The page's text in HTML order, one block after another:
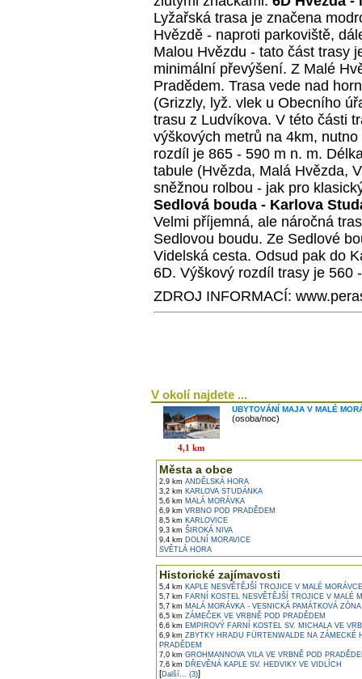
Lyžařská trasa je značena
Hvězdě - naproti parkoviště,
Malou Hvězdu - tato část trasy
minimální převýšení. Z Malé
Pradědem. Trasa vede nad
(Grizzly, lyž. vlek u Obecního
trasu z Ludvíkova. V této části
výškových metrů na 4km,
rozdíl je 865 - 590 m n. m.
tabule (Hvězda, Malá Hvězda,
sněžnou rolbou - jak pro
Sedlová bouda - Karlova
Velmi příjemná, ale náročná
Sedlovou boudu. Ze Sedlové
Videlská cesta. Odsud pak do
6D. Výškový rozdíl trasy je 560
ZDROJ INFORMACÍ:
V okolí najdete ...
4,1 km
UBYTOVÁNÍ MAJA V MALÉ
(osoba/noc)
Města a obce
2,9 km ANDĚLSKÁ HORA
3,2 km KARLOVA STUDÁNKA
5,6 km MALÁ MORÁVKA
6,9 km VRBNO POD PRADĚDEM
8,5 km KARLOVICE
9,3 km ŠIROKÁ NIVA
9,4 km DOLNÍ MORAVICE
SVĚTLÁ HORA
Historické zajímavosti
5,4 km KAPLE NESVĚTĚJŠÍ TROJICE V MALÉ MORÁVCE
5,7 km FARNÍ KOSTEL NESVĚTĚJŠÍ TROJICE V MALÉ
5,7 km MALÁ MORÁVKA - VESNICKÁ PAMÁTKOVÁ ZÓNA
6,5 km ZÁMEČEK VE VRBNĚ POD PRADĚDEM
6,6 km EMPIROVÝ FARNÍ KOSTEL SV. MICHALA VE
6,9 km ZBYTKY HRADU FÜRTENWALDE NA ZÁMECKÉ
PRADĚDEM
7,0 km GROHMANNOVA VILA VE VRBNĚ POD
7,6 km DŘEVĚNÁ KAPLE SV. HEDVIKY VE VIDLÍCH
[Další... (3)]